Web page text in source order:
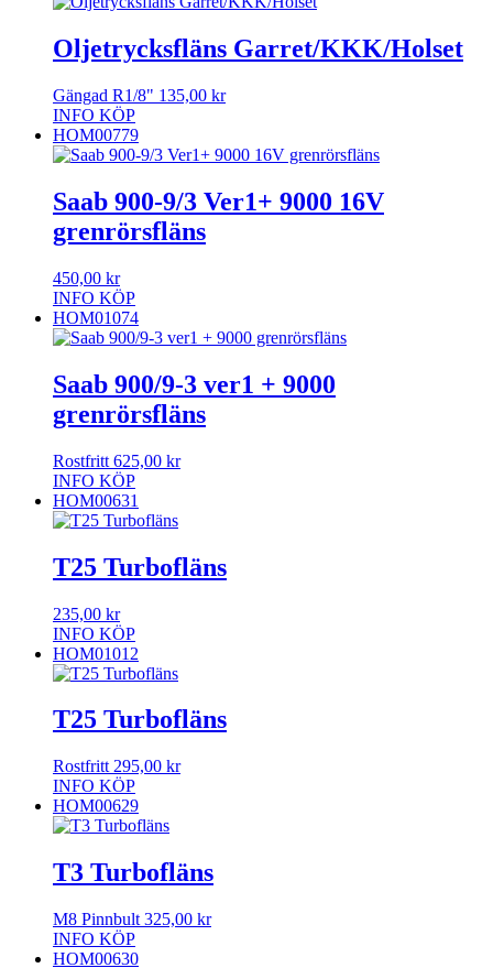
Oljetrycksfläns Garret/KKK/Holset
Gängad R1/8" 135,00 kr
INFO KÖP
HOM00779
Saab 900-9/3 Ver1+ 9000 16V
grenrörsfläns
450,00 kr
INFO KÖP
HOM01074
Saab 900/9-3 ver1 + 9000
grenrörsfläns
Rostfritt 625,00 kr
INFO KÖP
HOM00631
T25 Turbofläns
235,00 kr
INFO KÖP
HOM01012
T25 Turbofläns
Rostfritt 295,00 kr
INFO KÖP
HOM00629
T3 Turbofläns
M8 Pinnbult 325,00 kr
INFO KÖP
HOM00630